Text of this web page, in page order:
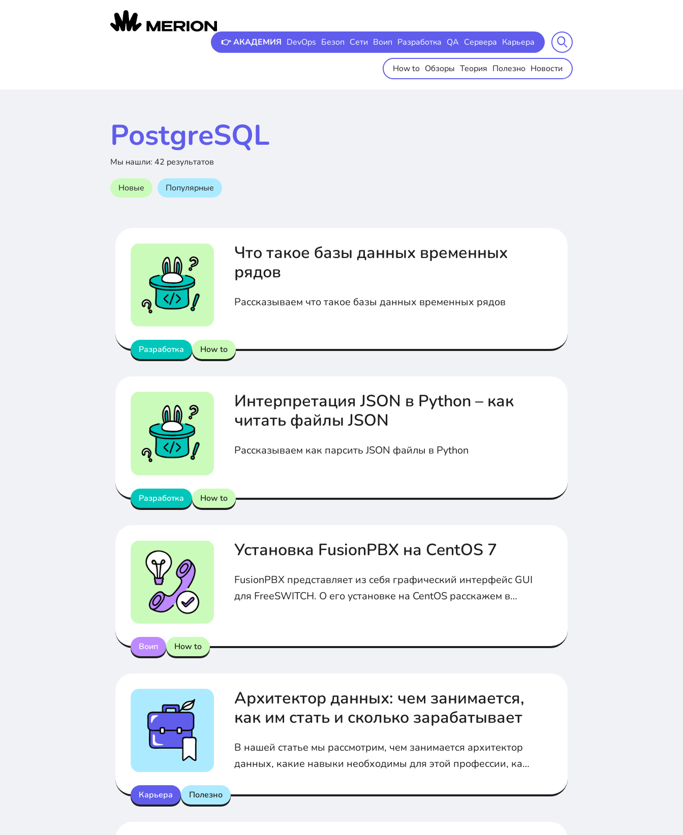
👉 АКАДЕМИЯ DevOps Безоп Сети Воип Разработка QA Сервера Карьера
How to Обзоры Теория Полезно Новости
PostgreSQL
Мы нашли: 42 результатов
Новые Популярные
Разработка How to
Что такое базы данных временных
рядов
Рассказываем что такое базы данных временных рядов
Разработка How to
Интерпретация JSON в Python – как
читать файлы JSON
Рассказываем как парсить JSON файлы в Python
Воип How to
Установка FusionPBX на CentOS 7
FusionPBX представляет из себя графический интерфейс GUI
для FreeSWITCH. О его установке на CentOS расскажем в
Карьера Полезно
Архитектор данных: чем занимается,
как им стать и сколько зарабатывает
В нашей статье мы рассмотрим, чем занимается архитектор
данных, какие навыки необходимы для этой профессии, как